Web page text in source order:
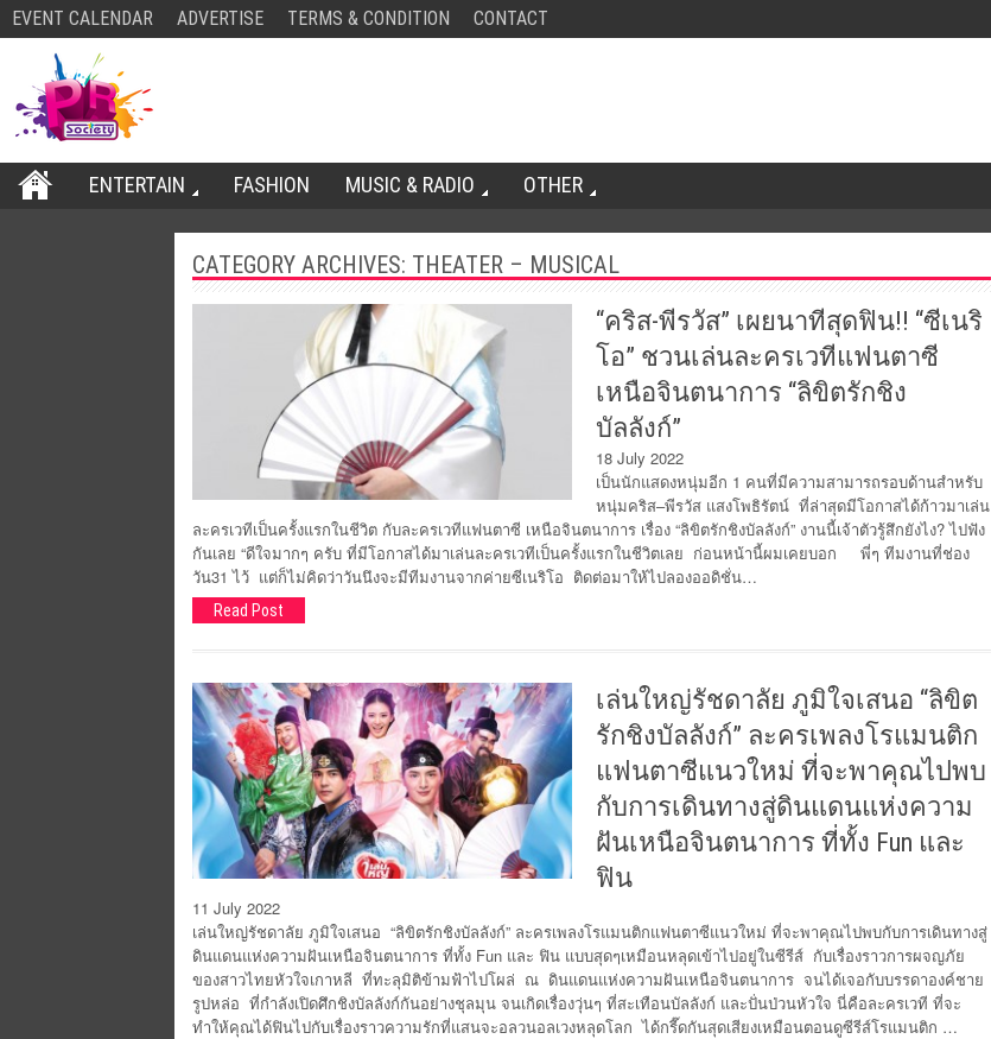
EVENT CALENDAR ADVERTISE TERMS & CONDITION CONTACT
ENTERTAIN FASHION MUSIC & RADIO OTHER
CATEGORY ARCHIVES: THEATER – MUSICAL
“คริส-พีรวัส” เผยนาทีสุดฟิน!! “ซีเนริ
โอ” ชวนเล่นละครเวทีแฟนตาซี
เหนือจินตนาการ “ลิขิตรักชิง
บัลลังก์”
18 July 2022
เป็นนักแสดงหนุ่มอีก 1 คนที่มีความสามารถรอบด้านสำหรับ
หนุ่มคริส–พีรวัส แสงโพธิรัตน์ ที่ล่าสุดมีโอกาสได้ก้าวมาเล่น
ละครเวทีเป็นครั้งแรกในชีวิต กับละครเวทีแฟนตาซี เหนือจินตนาการ เรื่อง “ลิขิตรักชิงบัลลังก์” งานนี้เจ้าตัวรู้สึกยังไง? ไปฟัง
กันเลย “ดีใจมากๆ ครับ ที่มีโอกาสได้มาเล่นละครเวทีเป็นครั้งแรกในชีวิตเลย ก่อนหน้านี้ผมเคยบอก พี่ๆ ทีมงานที่ช่อง
วัน31 ไว้ แต่ก็ไม่คิดว่าวันนึงจะมีทีมงานจากค่ายซีเนริโอ ติดต่อมาให้ไปลองออดิชั่น…
Read Post
เล่นใหญ่รัชดาลัย ภูมิใจเสนอ “ลิขิต
รักชิงบัลลังก์” ละครเพลงโรแมนติก
แฟนตาซีแนวใหม่ ที่จะพาคุณไปพบ
กับการเดินทางสู่ดินแดนแห่งความ
ฝันเหนือจินตนาการ ที่ทั้ง Fun และ
ฟิน
11 July 2022
เล่นใหญ่รัชดาลัย ภูมิใจเสนอ “ลิขิตรักชิงบัลลังก์” ละครเพลงโรแมนติกแฟนตาซีแนวใหม่ ที่จะพาคุณไปพบกับการเดินทางสู่
ดินแดนแห่งความฝันเหนือจินตนาการ ที่ทั้ง Fun และ ฟิน แบบสุดๆเหมือนหลุดเข้าไปอยู่ในซีรีส์ กับเรื่องราวการผจญภัย
ของสาวไทยหัวใจเกาหลี ที่ทะลุมิติข้ามฟ้าไปโผล่ ณ ดินแดนแห่งความฝันเหนือจินตนาการ จนได้เจอกับบรรดาองค์ชาย
รูปหล่อ ที่กำลังเปิดศึกชิงบัลลังก์กันอย่างชุลมุน จนเกิดเรื่องวุ่นๆ ที่สะเทือนบัลลังก์ และปั่นป่วนหัวใจ นี่คือละครเวที ที่จะ
ทำให้คุณได้ฟินไปกับเรื่องราวความรักที่แสนจะอลวนอลเวงหลุดโลก ได้กรี๊ดกันสุดเสียงเหมือนตอนดูซีรีส์โรแมนติก …